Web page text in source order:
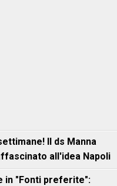
Il ds Manna
all'idea Napoli
in "Fonti preferite":